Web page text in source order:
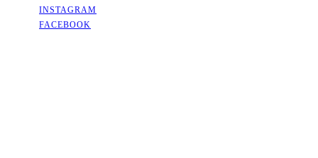
INSTAGRAM
FACEBOOK